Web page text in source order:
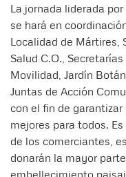
La jornada liderada
se hará en
Localidad de Mártires,
Salud C.O.,
Movilidad, Jardín
Juntas de Acción
con el fin de
mejores para todos.
de los comerciantes,
donarán la mayor